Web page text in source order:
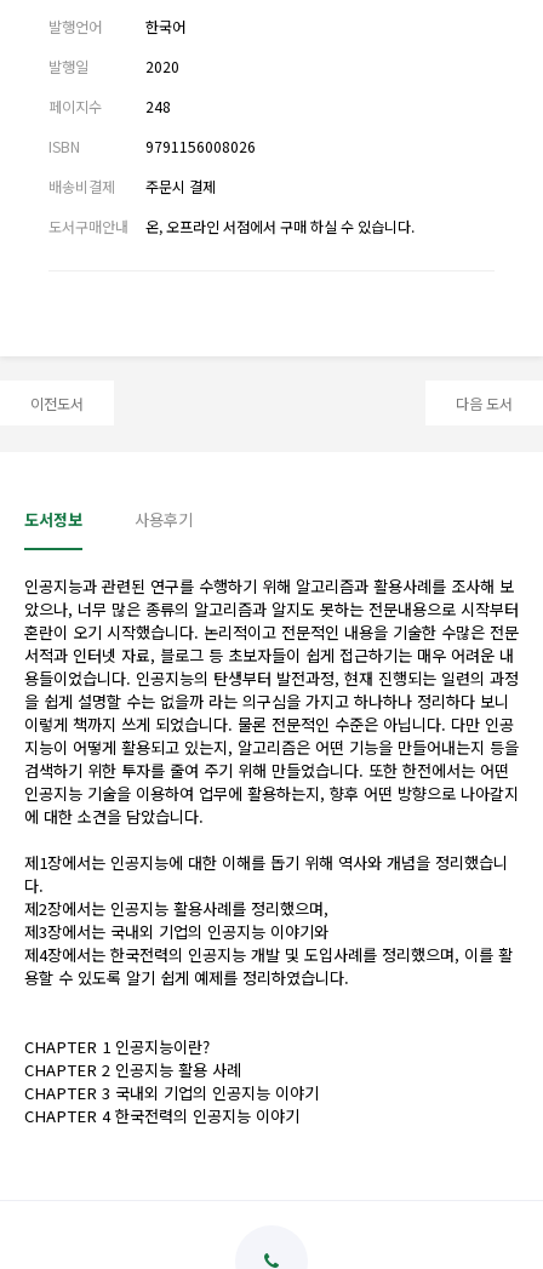
발행언어
한국어
발행일
2020
페이지수
248
ISBN
9791156008026
배송비결제
주문시 결제
도서구매안내
온, 오프라인 서점에서 구매 하실 수 있습니다.
이전도서 다음 도서
도서정보 사용후기
인공지능과 관련된 연구를 수행하기 위해 알고리즘과 활용사례를 조사해 보
았으나, 너무 많은 종류의 알고리즘과 알지도 못하는 전문내용으로 시작부터
혼란이 오기 시작했습니다. 논리적이고 전문적인 내용을 기술한 수많은 전문
서적과 인터넷 자료, 블로그 등 초보자들이 쉽게 접근하기는 매우 어려운 내
용들이었습니다. 인공지능의 탄생부터 발전과정, 현재 진행되는 일련의 과정
을 쉽게 설명할 수는 없을까 라는 의구심을 가지고 하나하나 정리하다 보니
이렇게 책까지 쓰게 되었습니다. 물론 전문적인 수준은 아닙니다. 다만 인공
지능이 어떻게 활용되고 있는지, 알고리즘은 어떤 기능을 만들어내는지 등을
검색하기 위한 투자를 줄여 주기 위해 만들었습니다. 또한 한전에서는 어떤
인공지능 기술을 이용하여 업무에 활용하는지, 향후 어떤 방향으로 나아갈지
에 대한 소견을 담았습니다.
제1장에서는 인공지능에 대한 이해를 돕기 위해 역사와 개념을 정리했습니
다.
제2장에서는 인공지능 활용사례를 정리했으며,
제3장에서는 국내외 기업의 인공지능 이야기와
제4장에서는 한국전력의 인공지능 개발 및 도입사례를 정리했으며, 이를 활
용할 수 있도록 알기 쉽게 예제를 정리하였습니다.
CHAPTER 1 인공지능이란?
CHAPTER 2 인공지능 활용 사례
CHAPTER 3 국내외 기업의 인공지능 이야기
CHAPTER 4 한국전력의 인공지능 이야기